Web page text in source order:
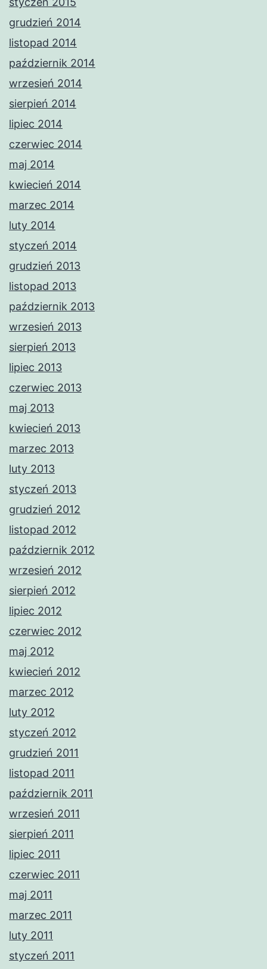
grudzień 2014
listopad 2014
październik 2014
wrzesień 2014
sierpień 2014
lipiec 2014
czerwiec 2014
maj 2014
kwiecień 2014
marzec 2014
luty 2014
styczeń 2014
grudzień 2013
listopad 2013
październik 2013
wrzesień 2013
sierpień 2013
lipiec 2013
czerwiec 2013
maj 2013
kwiecień 2013
marzec 2013
luty 2013
styczeń 2013
grudzień 2012
listopad 2012
październik 2012
wrzesień 2012
sierpień 2012
lipiec 2012
czerwiec 2012
maj 2012
kwiecień 2012
marzec 2012
luty 2012
styczeń 2012
grudzień 2011
listopad 2011
październik 2011
wrzesień 2011
sierpień 2011
lipiec 2011
czerwiec 2011
maj 2011
marzec 2011
luty 2011
styczeń 2011